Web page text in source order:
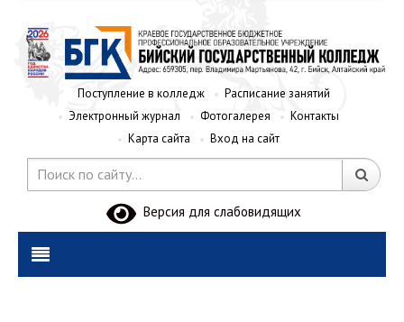
Поступление в колледж
Расписание занятий
Электронный журнал
Фотогалерея
Контакты
Карта сайта
Вход на сайт
Версия для слабовидящих